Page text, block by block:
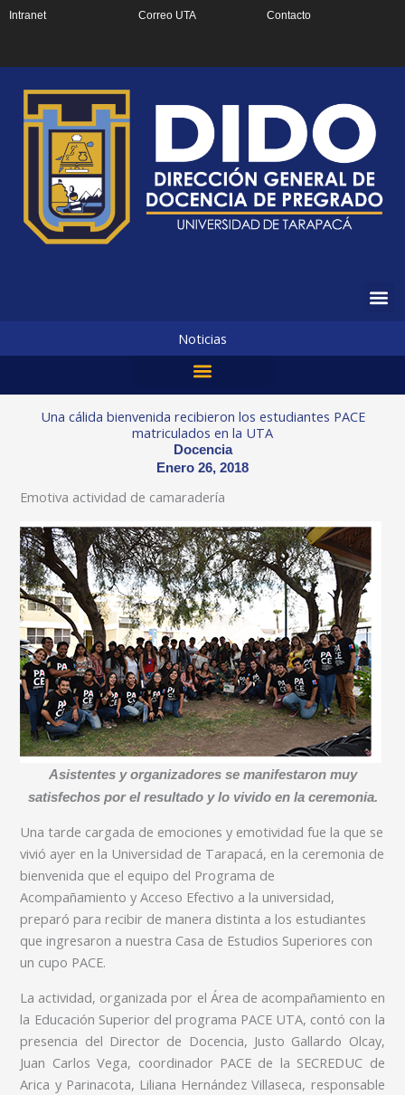
Intranet Correo UTA Contacto
Noticias
Una cálida bienvenida recibieron los estudiantes PACE
matriculados en la UTA
Docencia
Enero 26, 2018
Emotiva actividad de camaradería
Asistentes y organizadores se manifestaron muy
satisfechos por el resultado y lo vivido en la ceremonia.
Una tarde cargada de emociones y emotividad fue la que se
vivió ayer en la Universidad de Tarapacá, en la ceremonia de
bienvenida que el equipo del Programa de
Acompañamiento y Acceso Efectivo a la universidad,
preparó para recibir de manera distinta a los estudiantes
que ingresaron a nuestra Casa de Estudios Superiores con
un cupo PACE.
La actividad, organizada por el Área de acompañamiento en
la Educación Superior del programa PACE UTA, contó con la
presencia del Director de Docencia, Justo Gallardo Olcay,
Juan Carlos Vega, coordinador PACE de la SECREDUC de
Arica y Parinacota, Liliana Hernández Villaseca, responsable